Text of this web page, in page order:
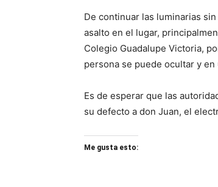
De continuar las luminarias
asalto en el lugar,
Colegio Guadalupe Victoria,
persona se puede ocultar y
Es de esperar que las
su defecto a don Juan, el
Me gusta esto: